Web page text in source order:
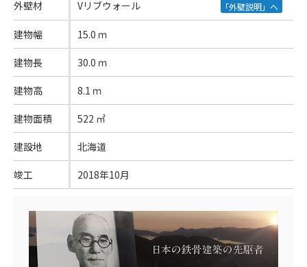
外壁材 Vリブウォール 「外壁説明」へ
建物幅 15.0 ｍ
建物長 30.0 ｍ
建物高 8.1 ｍ
建物面積 522 ㎡
建設地 北海道
竣工 2018年10月